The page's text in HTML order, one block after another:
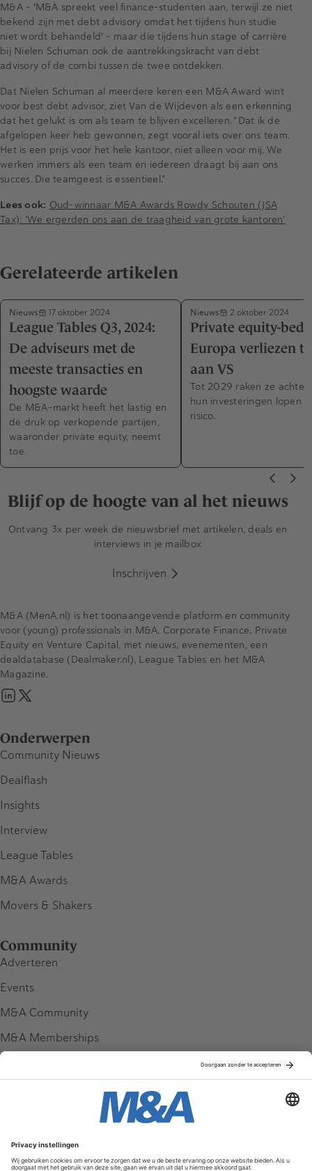
M&A - 'M&A spreekt veel finance-studenten aan, terwijl ze niet
bekend zijn met debt advisory omdat het tijdens hun studie
niet wordt behandeld' - maar die tijdens hun stage of carrière
bij Nielen Schuman ook de aantrekkingskracht van debt
advisory of de combi tussen de twee ontdekken.
Dat Nielen Schuman al meerdere keren een M&A Award wint
voor best debt advisor, ziet Van de Wijdeven als een erkenning
dat het gelukt is om als team te blijven excelleren. "Dat ik de
afgelopen keer heb gewonnen, zegt vooral iets over ons team.
Het is een prijs voor het hele kantoor, niet alleen voor mij. We
werken immers als een team en iedereen draagt bij aan ons
succes. Die teamgeest is essentieel."
Lees ook: Oud-winnaar M&A Awards Rowdy Schouten (JSA
Tax): ‘We ergerden ons aan de traagheid van grote kantoren’
Gerelateerde artikelen
Nieuws 17 oktober 2024
League Tables Q3, 2024:
De adviseurs met de
meeste transacties en
hoogste waarde
De M&A-markt heeft het lastig en
de druk op verkopende partijen,
waaronder private equity, neemt
toe.
Nieuws 2 oktober 2024
Private equity-
Europa verliezen
aan VS
Tot 2029 raken ze
hun investeringen lopen
risico.
Blijf op de hoogte van al het nieuws
Ontvang 3x per week de nieuwsbrief met artikelen, deals en
interviews in je mailbox
Inschrijven
Onderwerpen
Community Nieuws
Dealflash
Insights
Interview
League Tables
M&A Awards
Movers & Shakers
Community
Adverteren
Events
M&A Community
M&A Memberships
Service & Contact
M&A (MenA.nl) is het toonaangevende platform en community
voor (young) professionals in M&A, Corporate Finance, Private
Equity en Venture Capital, met nieuws, evenementen, een
dealdatabase (Dealmaker.nl), League Tables en het M&A
Magazine.